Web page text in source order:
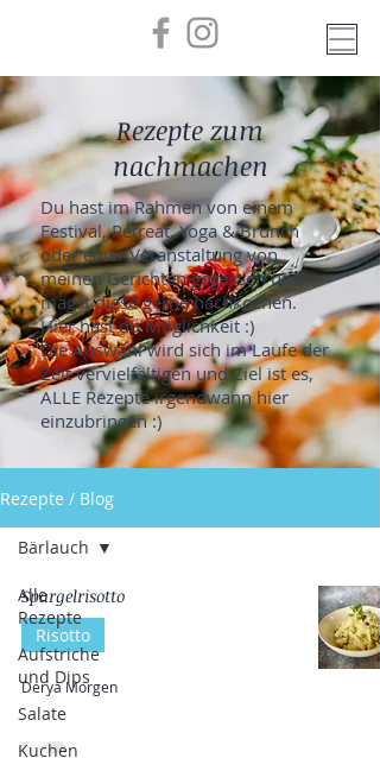
Rezepte zum
nachmachen
Du hast im Rahmen von einem
Festival, Retreat, Yoga & Brunch
oder einer Veranstaltung von
meinen Gerichten gegessen und
magst diese gerne nachkochen.
Hier hast du Möglichkeit :)
Die Auswahl wird sich im Laufe der
Zeit vervielfältigen und Ziel ist es,
ALLE Rezepte irgendwann hier
einzubringen :)
Rezepte / Blog
Alle
Rezepte
Aufstriche
und Dips
Salate
Kuchen
Bärlauch
Spargelrisotto
Risotto
Derya Morgen